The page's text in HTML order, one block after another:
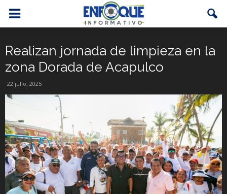
Realizan jornada de limpieza en la
zona Dorada de Acapulco
22 julio, 2025